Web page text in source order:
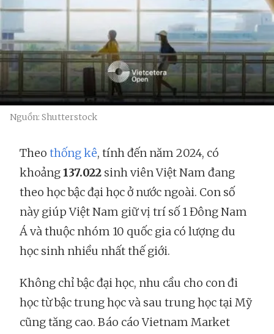
Nguồn: Shutterstock
Theo thống kê, tính đến năm 2024, có
khoảng137.022 sinh viên Việt Nam đang
theo học bậc đại học ở nước ngoài. Con số
này giúp Việt Nam giữ vị trí số 1 Đông Nam
Á và thuộc nhóm 10 quốc gia có lượng du
học sinh nhiều nhất thế giới.
Không chỉ bậc đại học, nhu cầu cho con đi
học từ bậc trung học và sau trung học tại Mỹ
cũng tăng cao. Báo cáo Vietnam Market